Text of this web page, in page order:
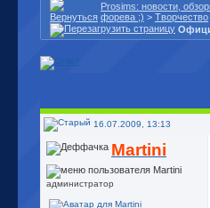
Prosims: новости,
форева ;) > Творчество
16.07.2009, 13:13
Martini
администратор